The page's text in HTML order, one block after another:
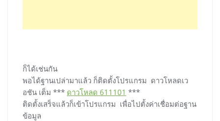
ก็ได้เช่นกัน
พอได้ฐานเปล่ามาแล้ว ก็ติดตั้งโปรแกรม ดาวโหลดเว
อชัน เต็ม *** ดาวโหลด 611101 ***
ติดตั้งเสร็จแล้วก็เข้าโปรแกรม เพื่อไปตั้งค่าเชื่อมต่อฐาน
ข้อมูล